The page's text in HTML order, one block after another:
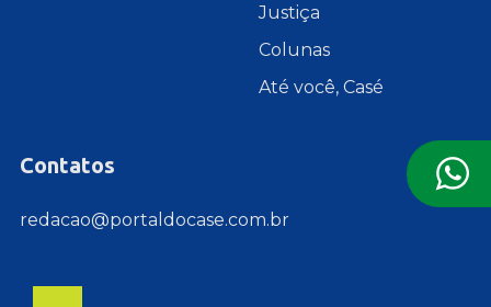
Justiça
Colunas
Até você, Casé
Contatos
redacao@portaldocase.com.br